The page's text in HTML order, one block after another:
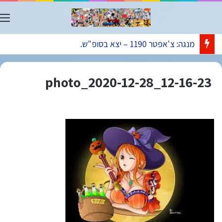
מנגה: צ'אפטר 1190 – יצא בסופ"ש.
photo_2020-12-28_12-16-23